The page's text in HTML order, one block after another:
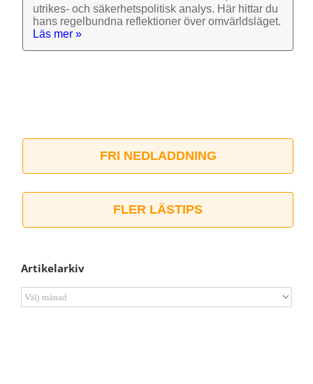
utrikes- och säkerhets­politisk analys. Här hittar du
hans regel­bundna reflek­tioner över omvärlds­läget.
Läs mer »
FRI NEDLADDNING
FLER LÄSTIPS
Artikelarkiv
Artikelarkiv